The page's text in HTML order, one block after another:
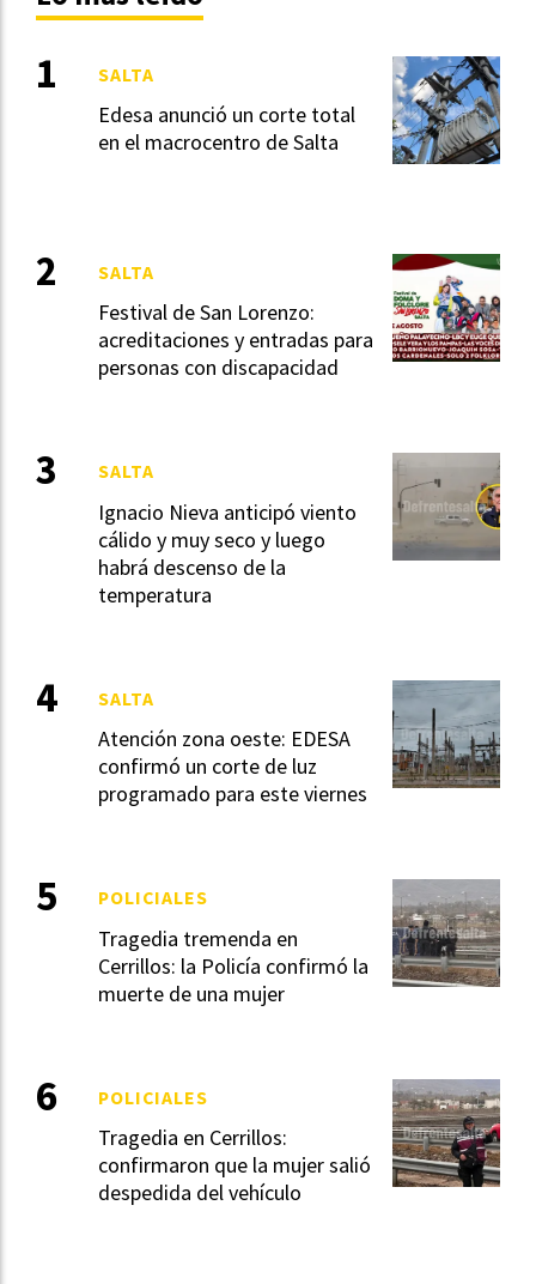
Edesa anunció un corte total
en el macrocentro de Salta
SALTA
Festival de San Lorenzo:
acreditaciones y entradas para
personas con discapacidad
SALTA
Ignacio Nieva anticipó viento
cálido y muy seco y luego
habrá descenso de la
temperatura
SALTA
Atención zona oeste: EDESA
confirmó un corte de luz
programado para este viernes
SALTA
Tragedia tremenda en
Cerrillos: la Policía confirmó la
muerte de una mujer
POLICIALES
Tragedia en Cerrillos:
confirmaron que la mujer salió
despedida del vehículo
POLICIALES